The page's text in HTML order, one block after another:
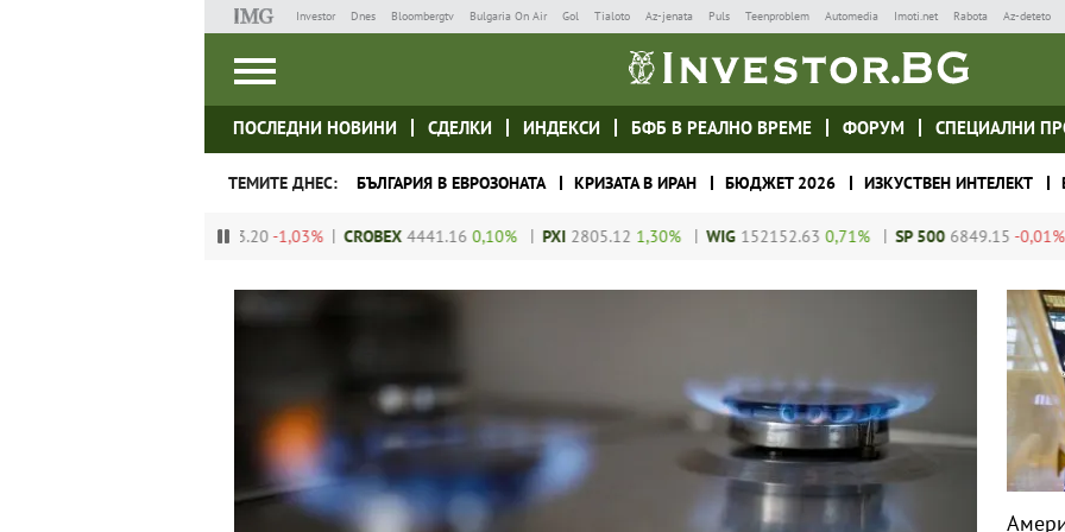
Investor Dnes Bloombergtv Bulgaria On Air Gol Tialoto Az-jenata Puls Teenproblem Automedia Imoti.net Rabota Az-deteto
ПОСЛЕДНИ НОВИНИ СДЕЛКИ ИНДЕКСИ БФБ В РЕАЛНО ВРЕМЕ ФОРУМ СПЕЦИАЛНИ
ТЕМИТЕ ДНЕС: БЪЛГАРИЯ В ЕВРОЗОНАТА КРИЗАТА В ИРАН БЮДЖЕТ 2026 ИЗКУСТВЕН ИНТЕЛЕКТ
CROBEX 4441.16 0,10% PXI 2805.12 1,30% WIG 152152.63 0,71% SP 500 6849.15-0,01% DJIA